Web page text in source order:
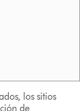
los sitios
de